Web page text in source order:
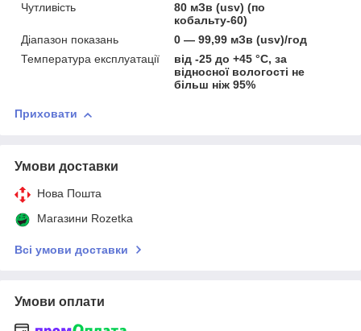
Чутливість
80 мЗв (usv) (по
кобальту-60)
Діапазон показань
0 — 99,99 мЗв (usv)/год
Температура експлуатації
від -25 до +45 °C, за
відносної вологості не
більш ніж 95%
Приховати
Умови доставки
Нова Пошта
Магазини Rozetka
Всі умови доставки
Умови оплати